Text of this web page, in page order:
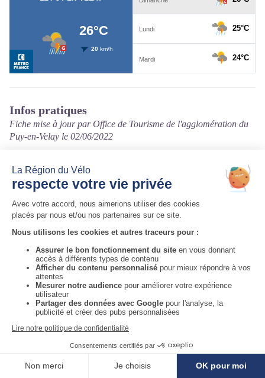
Voir la carte
Infos pratiques
Fiche mise à jour par Office de Tourisme de l'agglomération du
Puy-en-Velay le 02/06/2022
Contact
19 rue des Tables
43000 Le Puy-en-Velay
Tél. 06 58 72 00 85
Auvergne-Rhône-Alpes Tourisme